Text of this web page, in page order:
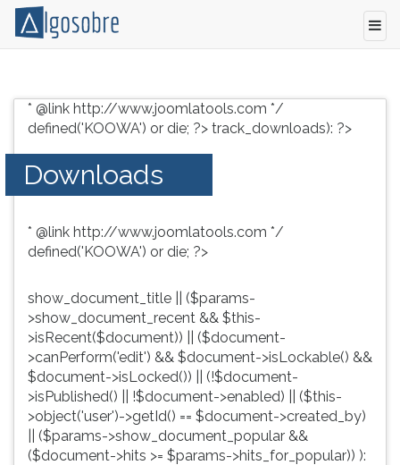
grátis
vestibular,
enem
concursos.
resumos
livros,
biografias,
profissões,
simulados
comentados.
Acessibilidade
TAB
depois
F
para
ouvir
conteúdo
principal
pular
essa
leitura
pressione
depois
* @link http://www.joomlatools.com */
defined('KOOWA') or die; ?> track_downloads): ?>
Downloads
* @link http://www.joomlatools.com */
defined('KOOWA') or die; ?>
show_document_title || ($params-
>show_document_recent && $this-
>isRecent($document)) || ($document-
>canPerform('edit') && $document->isLockable() &&
$document->isLocked()) || (!$document-
>isPublished() || !$document->enabled) || ($this-
>object('user')->getId() == $document->created_by)
|| ($params->show_document_popular &&
($document->hits >= $params->hits_for_popular)) ):